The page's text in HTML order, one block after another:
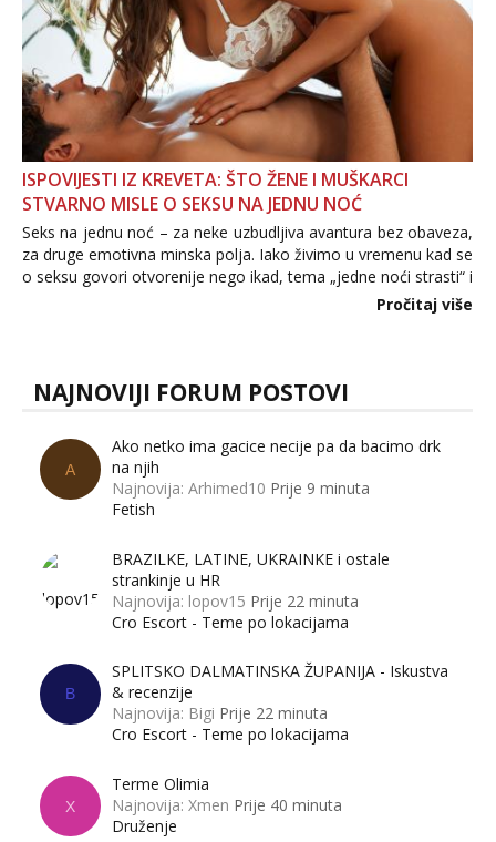
ISPOVIJESTI IZ KREVETA: ŠTO ŽENE I MUŠKARCI
STVARNO MISLE O SEKSU NA JEDNU NOĆ
Seks na jednu noć – za neke uzbudljiva avantura bez obaveza,
za druge emotivna minska polja. Iako živimo u vremenu kad se
o seksu govori otvorenije nego ikad, tema „jedne noći strasti“ i
dalje izaziva burne rasprave. Što zapravo misle žene, a što
Pročitaj više
NAJNOVIJI FORUM POSTOVI
A
Ako netko ima gacice necije pa da bacimo drk
na njih
Najnovija: Arhimed10 Prije 9 minuta
Fetish
BRAZILKE, LATINE, UKRAINKE i ostale
strankinje u HR
Najnovija: lopov15 Prije 22 minuta
Cro Escort - Teme po lokacijama
B
SPLITSKO DALMATINSKA ŽUPANIJA - Iskustva
& recenzije
Najnovija: Bigi Prije 22 minuta
Cro Escort - Teme po lokacijama
X
Terme Olimia
Najnovija: Xmen Prije 40 minuta
Druženje